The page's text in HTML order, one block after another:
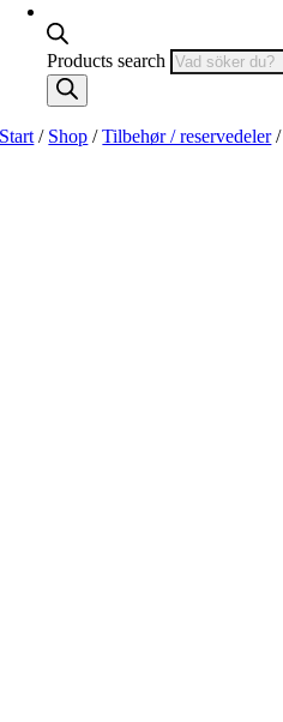
Products search
Start / Shop /Tilbehør / reservedeler/